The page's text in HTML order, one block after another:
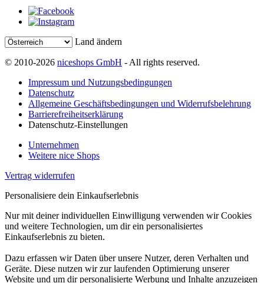
Land ändern
© 2010-2026 niceshops GmbH - All rights reserved.
Impressum und Nutzungsbedingungen
Datenschutz
Allgemeine Geschäftsbedingungen und Widerrufsbelehrung
Barrierefreiheitserklärung
Datenschutz-Einstellungen
Unternehmen
Weitere nice Shops
Vertrag widerrufen
Personalisiere dein Einkaufserlebnis
Nur mit deiner individuellen Einwilligung verwenden wir Cookies
und weitere Technologien, um dir ein personalisiertes
Einkaufserlebnis zu bieten.
Dazu erfassen wir Daten über unsere Nutzer, deren Verhalten und
Geräte. Diese nutzen wir zur laufenden Optimierung unserer
Website und um dir personalisierte Werbung und Inhalte anzuzeigen